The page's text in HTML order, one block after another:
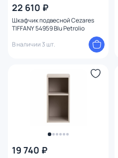
22 610 ₽
Шкафчик подвесной Cezares
TIFFANY 54959 Blu Petrolio
В наличии 3 шт.
19 740 ₽